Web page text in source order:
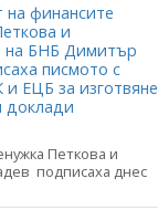
финансите
и
на БНБ Димитър
писмото с
и ЕЦБ за изготвяне
доклади
Петкова и
подписаха днес